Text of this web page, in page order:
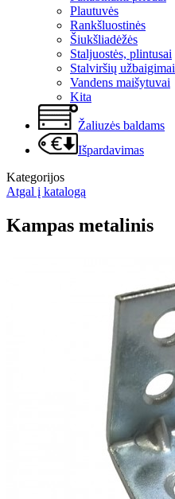
Plautuvės
Rankšluostinės
Šiukšliadėžės
Staljuostės, plintusai
Stalviršių užbaigimai
Vandens maišytuvai
Kita
Žaliuzės baldams
Išpardavimas
Kategorijos
Atgal į katalogą
Kampas metalinis